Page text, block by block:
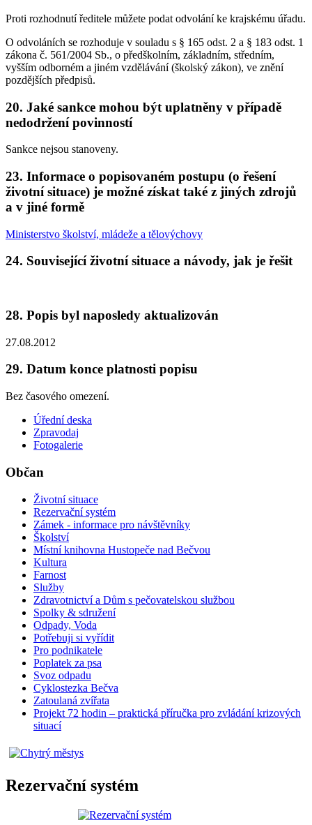
Proti rozhodnutí ředitele můžete podat odvolání ke krajskému úřadu.
O odvoláních se rozhoduje v souladu s § 165 odst. 2 a § 183 odst. 1
zákona č. 561/2004 Sb., o předškolním, základním, středním,
vyšším odborném a jiném vzdělávání (školský zákon), ve znění
pozdějších předpisů.
20. Jaké sankce mohou být uplatněny v případě
nedodržení povinností
Sankce nejsou stanoveny.
23. Informace o popisovaném postupu (o řešení
životní situace) je možné získat také z jiných zdrojů
a v jiné formě
Ministerstvo školství, mládeže a tělovýchovy
24. Související životní situace a návody, jak je řešit
28. Popis byl naposledy aktualizován
27.08.2012
29. Datum konce platnosti popisu
Bez časového omezení.
Úřední deska
Zpravodaj
Fotogalerie
Občan
Životní situace
Rezervační systém
Zámek - informace pro návštěvníky
Školství
Místní knihovna Hustopeče nad Bečvou
Kultura
Farnost
Služby
Zdravotnictví a Dům s pečovatelskou službou
Spolky & sdružení
Odpady, Voda
Potřebuji si vyřídit
Pro podnikatele
Poplatek za psa
Svoz odpadu
Cyklostezka Bečva
Zatoulaná zvířata
Projekt 72 hodin – praktická příručka pro zvládání krizových
situací
Rezervační systém